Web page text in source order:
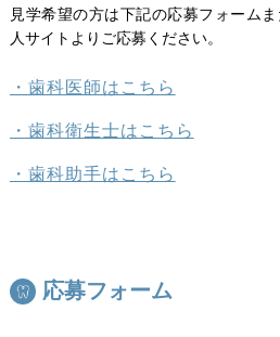
見学希望の方は下記の応募フォーム
人サイトよりご応募ください。
・歯科医師はこちら
・歯科衛生士はこちら
・歯科助手はこちら
応募フォーム